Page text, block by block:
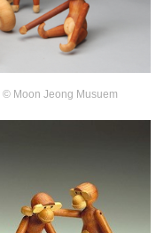
© Moon Jeong Musuem